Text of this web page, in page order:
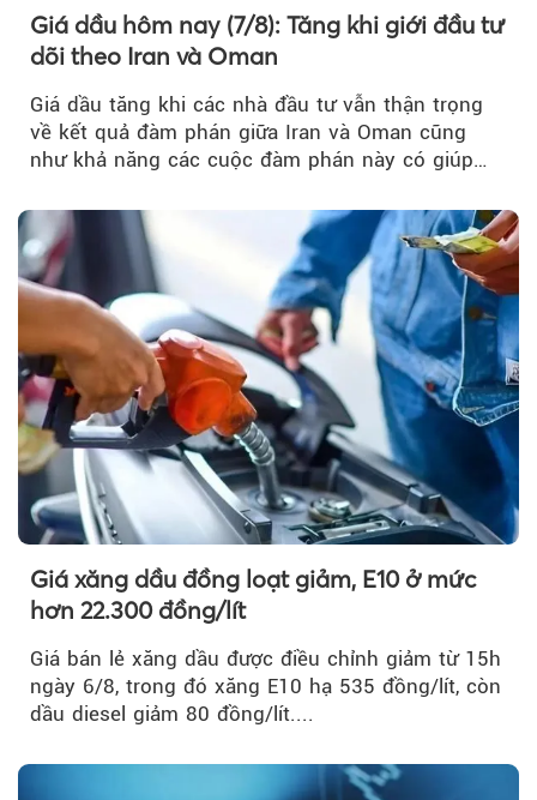
Giá dầu hôm nay (7/8): Tăng khi giới đầu tư
dõi theo Iran và Oman
Giá dầu tăng khi các nhà đầu tư vẫn thận trọng
về kết quả đàm phán giữa Iran và Oman cũng
như khả năng các cuộc đàm phán này có giúp
Hormuz hay không.
Giá xăng dầu đồng loạt giảm, E10 ở mức
hơn 22.300 đồng/lít
Giá bán lẻ xăng dầu được điều chỉnh giảm từ 15h
ngày 6/8, trong đó xăng E10 hạ 535 đồng/lít, còn
dầu diesel giảm 80 đồng/lít....